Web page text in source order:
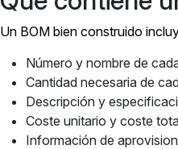
Un BOM bien construido
Número y nombre de
Cantidad necesaria de
Descripción y
Coste unitario y coste
Información de